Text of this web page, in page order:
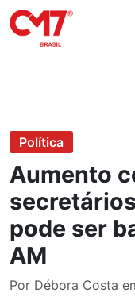
Política
Aumento
pode ser
AM
Por Débora Costa